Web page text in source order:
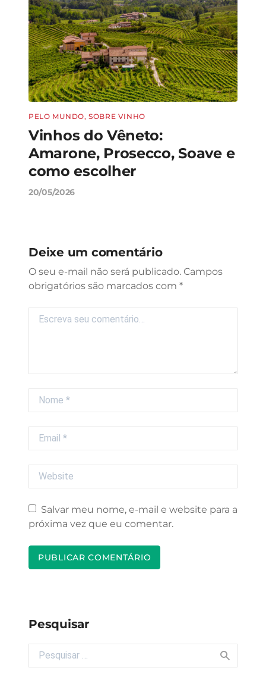
PELO MUNDO,SOBRE VINHO
Vinhos do Vêneto:
Amarone, Prosecco, Soave e
como escolher
20/05/2026
Deixe um comentário
Campos
obrigatórios são marcados com *
Comentário
Nome
Email
Website
Salvar meu nome, e-mail e website para a
próxima vez que eu comentar.
Pesquisar
Buscar por: